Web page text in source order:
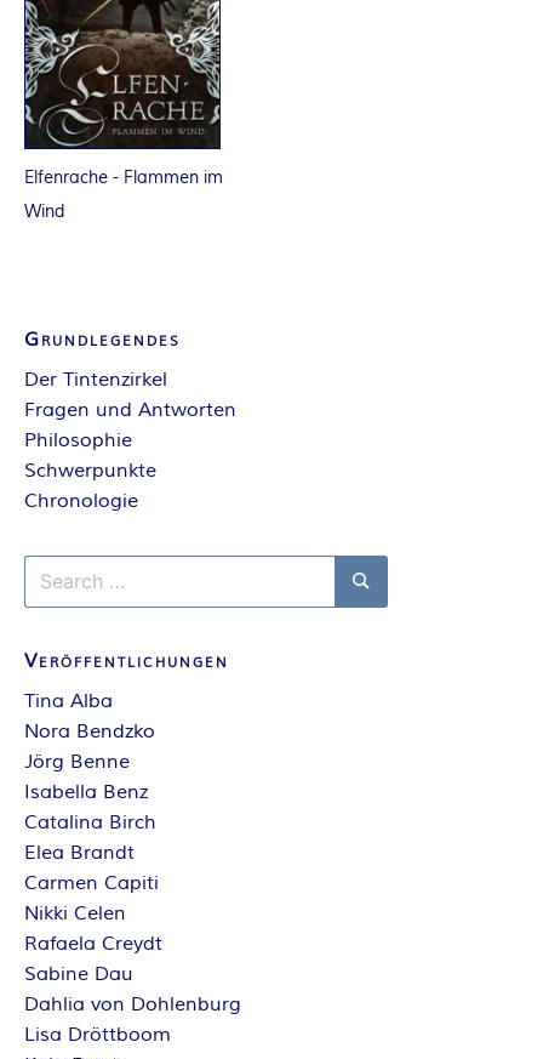
R
K
E
L
D
E
R
F
A
N
T
A
S
Y
A
U
T
Elfenrache - Flammen im
Wind
Grundlegendes
Der Tintenzirkel
Fragen und Antworten
Philosophie
Schwerpunkte
Chronologie
Search
for:
Search
Veröffentlichungen
Tina Alba
Nora Bendzko
Jörg Benne
Isabella Benz
Catalina Birch
Elea Brandt
Carmen Capiti
Nikki Celen
Rafaela Creydt
Sabine Dau
Dahlia von Dohlenburg
Lisa Dröttboom